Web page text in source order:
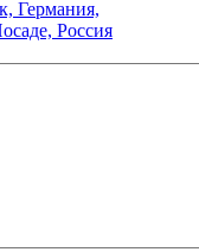
Германия,
Россия